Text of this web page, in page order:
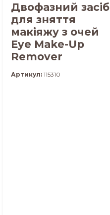
Двофазний засіб
для зняття
макіяжу з очей
Eye Make-Up
Remover
Артикул:115310